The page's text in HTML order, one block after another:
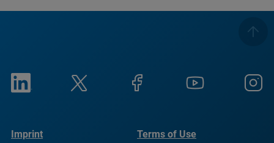
Imprint Terms of Use